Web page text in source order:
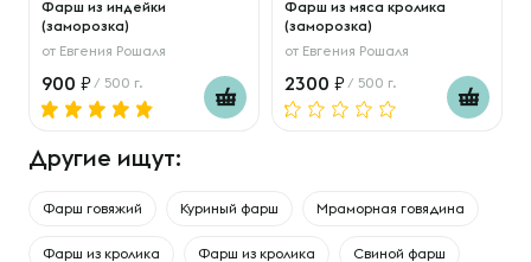
Фарш из индейки
(заморозка)
от Евгения Рошаля
900 / 500 г.
Фарш из мяса кролика
(заморозка)
от Евгения Рошаля
2300 / 500 г.
Другие ищут:
Фарш говяжий Куриный фарш Мраморная говядина
Фарш из кролика Фарш из кролика Свиной фарш